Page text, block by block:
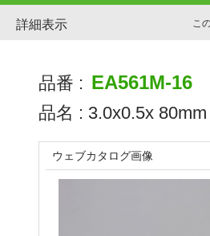
詳細表示 こ
品番 : EA561M-16
品名 : 3.0x0.5x
ウェブカタログ画像